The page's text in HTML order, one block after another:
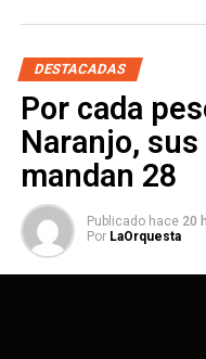
NO TE PIERDAS
estado: PC
DESTACADAS
Por cada
Naranjo,
mandan 28
Publicado hace 20
Por LaOrquesta